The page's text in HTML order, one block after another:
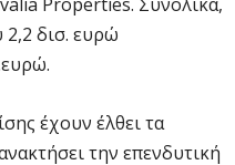
2,2 δισ. ευρώ
έχουν έλθει τα
την επενδυτική